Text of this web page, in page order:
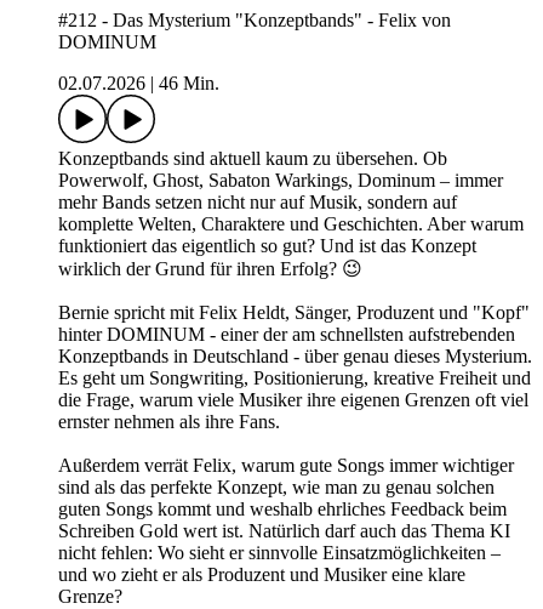
#212 - Das Mysterium "Konzeptbands" - Felix von
DOMINUM
02.07.2026
46 Min.
Konzeptbands sind aktuell kaum zu übersehen. Ob
Powerwolf, Ghost, Sabaton Warkings, Dominum – immer
mehr Bands setzen nicht nur auf Musik, sondern auf
komplette Welten, Charaktere und Geschichten. Aber warum
funktioniert das eigentlich so gut? Und ist das Konzept
wirklich der Grund für ihren Erfolg? 😉
Bernie spricht mit Felix Heldt, Sänger, Produzent und "Kopf"
hinter DOMINUM - einer der am schnellsten aufstrebenden
Konzeptbands in Deutschland - über genau dieses Mysterium.
Es geht um Songwriting, Positionierung, kreative Freiheit und
die Frage, warum viele Musiker ihre eigenen Grenzen oft viel
ernster nehmen als ihre Fans.
Außerdem verrät Felix, warum gute Songs immer wichtiger
sind als das perfekte Konzept, wie man zu genau solchen
guten Songs kommt und weshalb ehrliches Feedback beim
Schreiben Gold wert ist. Natürlich darf auch das Thema KI
nicht fehlen: Wo sieht er sinnvolle Einsatzmöglichkeiten –
und wo zieht er als Produzent und Musiker eine klare
Grenze?